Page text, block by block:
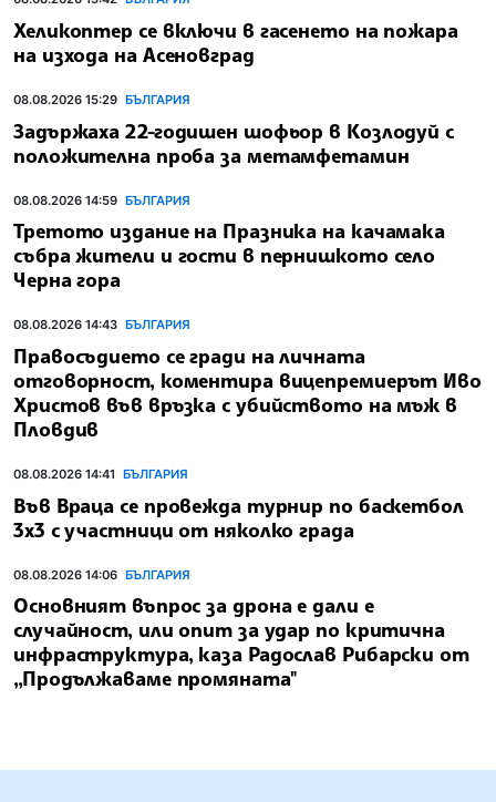
Хеликоптер се включи в гасенето на пожара
на изхода на Асеновград
08.08.2026 15:29 БЪЛГАРИЯ
Задържаха 22-годишен шофьор в Козлодуй с
положителна проба за метамфетамин
08.08.2026 14:59 БЪЛГАРИЯ
Третото издание на Празника на качамака
събра жители и гости в пернишкото село
Черна гора
08.08.2026 14:43 БЪЛГАРИЯ
Правосъдието се гради на личната
отговорност, коментира вицепремиерът Иво
Христов във връзка с убийството на мъж в
Пловдив
08.08.2026 14:41 БЪЛГАРИЯ
Във Враца се провежда турнир по баскетбол
3х3 с участници от няколко града
08.08.2026 14:06 БЪЛГАРИЯ
Основният въпрос за дрона е дали е
случайност, или опит за удар по критична
инфраструктура, каза Радослав Рибарски от
„Продължаваме промяната"